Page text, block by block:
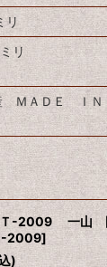
リ
リ
ＭＡＤＥ Ｉ
Ｔ-2009 一山
-2009]
)